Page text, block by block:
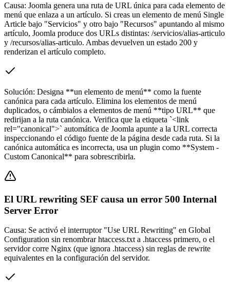
Causa: Joomla genera una ruta de URL única para cada elemento de
menú que enlaza a un artículo. Si creas un elemento de menú Single
Article bajo "Servicios" y otro bajo "Recursos" apuntando al mismo
artículo, Joomla produce dos URLs distintas: /servicios/alias-articulo
y /recursos/alias-articulo. Ambas devuelven un estado 200 y
renderizan el artículo completo.
Solución: Designa **un elemento de menú** como la fuente
canónica para cada artículo. Elimina los elementos de menú
duplicados, o cámbialos a elementos de menú **tipo URL** que
redirijan a la ruta canónica. Verifica que la etiqueta `<link
rel="canonical">` automática de Joomla apunte a la URL correcta
inspeccionando el código fuente de la página desde cada ruta. Si la
canónica automática es incorrecta, usa un plugin como **System -
Custom Canonical** para sobrescribirla.
El URL rewriting SEF causa un error 500 Internal
Server Error
Causa: Se activó el interruptor "Use URL Rewriting" en Global
Configuration sin renombrar htaccess.txt a .htaccess primero, o el
servidor corre Nginx (que ignora .htaccess) sin reglas de rewrite
equivalentes en la configuración del servidor.